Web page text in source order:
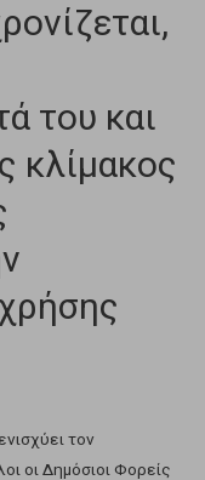
του και
κλίμακος
τον
οι Δημόσιοι Φορείς